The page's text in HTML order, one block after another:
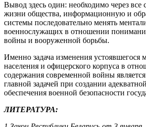
Вывод здесь один: необходимо через все
жизни общества, информационную и
системы последовательно менять
военнослужащих в отношении
войны и вооруженной борьбы.
Именно задача изменения устоявшегося
населения и офицерского корпуса в
содержания современной войны
главной задачей при создании
обеспечения военной безопасности
ЛИТЕРАТУРА: